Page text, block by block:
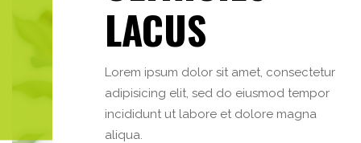
LACUS
Lorem ipsum dolor sit amet, consectetur
adipisicing elit, sed do eiusmod tempor
incididunt ut labore et dolore magna
aliqua.